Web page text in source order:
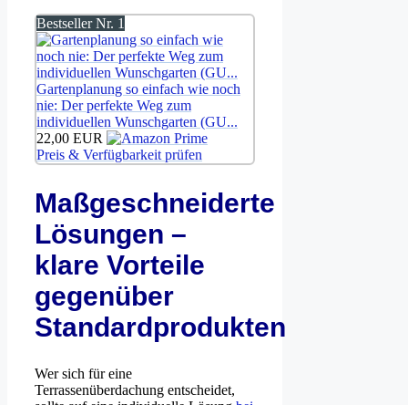
Bestseller Nr. 1
Gartenplanung so einfach wie noch
nie: Der perfekte Weg zum
individuellen Wunschgarten (GU...
22,00 EUR
Preis & Verfügbarkeit prüfen
Maßgeschneiderte
Lösungen –
klare Vorteile
gegenüber
Standardprodukten
Wer sich für eine
Terrassenüberdachung entscheidet,